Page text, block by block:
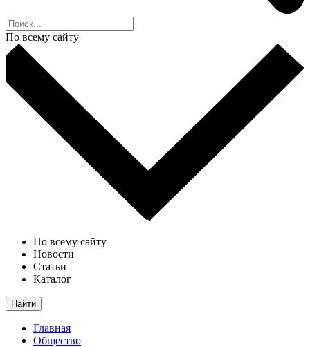
По всему сайту
По всему сайту
Новости
Статьи
Каталог
Найти
Главная
Общество